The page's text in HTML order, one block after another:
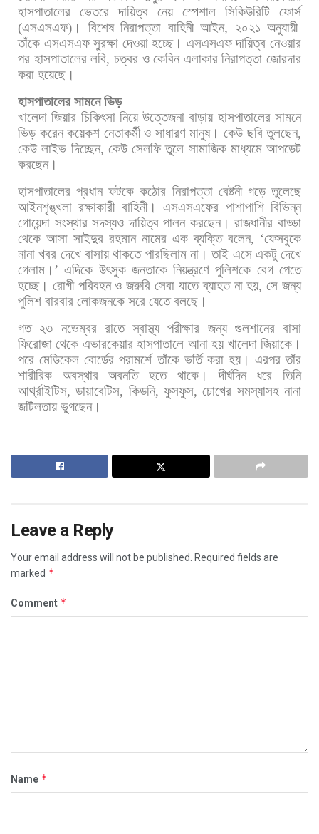
হাসপাতালের
ভেতরে দায়িত্ব নেয় স্পেশাল সিকিউরিটি
ফোর্স
(এসএসএফ) । বিশেষ নিরাপত্তা বাহিনী আইন, ২০২১ অনুযায়ী
তাঁকে এসএসএফ সুরক্ষা দেওয়া হচ্ছে। এসএসএফ দায়িত্ব নেওয়ার
পর হাসপাতালের লবি, চত্বর ও কেবিন এলাকার নিরাপত্তা জোরদার
করা হয়েছে।
হাসপাতালের সামনে ভিড়
খালেদা জিয়ার চিকিৎসা নিয়ে উত্তেজনা বাড়ায় হাসপাতালের সামনে
ভিড় করেন কয়েকশ নেতাকর্মী ও সাধারণ মানুষ। কেউ ছবি তুলছেন,
কেউ লাইভ দিচ্ছেন, কেউ সেলফি তুলে সামাজিক মাধ্যমে আপডেট
করছেন।
হাসপাতালের প্রধান ফটকে কঠোর নিরাপত্তা বেষ্টনী গড়ে তুলেছে
আইনশৃঙ্খলা রক্ষাকারী বাহিনী। এসএসএফের পাশাপাশি বিভিন্ন
গোয়েন্দা সংস্থার সদস্যও দায়িত্ব পালন করছেন। রাজধানীর বাড্ডা
থেকে আসা সাইদুর রহমান নামের এক ব্যক্তি বলেন, ‘ফেসবুকে
নানা খবর দেখে বাসায় থাকতে পারছিলাম না। তাই এসে একটু দেখে
গেলাম। ’এদিকে উৎসুক জনতাকে নিয়ন্ত্রণে পুলিশকে বেগ পেতে
হচ্ছে। রোগী পরিবহন ও জরুরি সেবা যাতে ব্যাহত না হয়,সে জন্য
পুলিশ বারবার লোকজনকে সরে যেতে বলছে।
গত ২৩ নভেম্বর রাতে স্বাস্থ্য পরীক্ষার জন্য গুলশানের বাসা
ফিরোজা থেকে এভারকেয়ার হাসপাতালে আনা হয় খালেদা জিয়াকে।
পরে মেডিকেল বোর্ডের পরামর্শে তাঁকে ভর্তি করা হয়। এরপর তাঁর
শারীরিক
অবস্থার অবনতি হতে থাকে। দীর্ঘদিন ধরে
তিনি
আর্থ্রাইটিস,ডায়াবেটিস, কিডনি,ফুসফুস,চোখের সমস্যাসহ নানা
জটিলতায় ভুগছেন।
Leave a Reply
Your email address will not be published.
Required fields are
marked *
Comment *
Name *